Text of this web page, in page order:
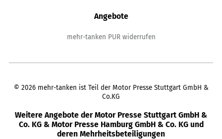
Angebote
mehr-tanken PUR widerrufen
© 2026 mehr-tanken ist Teil der Motor Presse Stuttgart GmbH &
Co.KG
Weitere Angebote der Motor Presse Stuttgart GmbH &
Co. KG & Motor Presse Hamburg GmbH & Co. KG und
deren Mehrheitsbeteiligungen